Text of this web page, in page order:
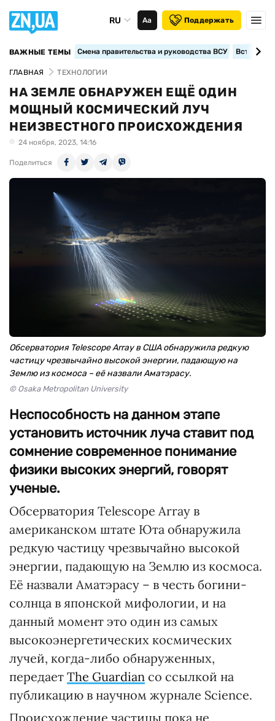
RU Аа Поддержать
ВАЖНЫЕ ТЕМЫ Смена правительства и руководства ВСУ
ГЛАВНАЯ ТЕХНОЛОГИИ
НА ЗЕМЛЕ ОБНАРУЖЕН ЕЩЁ ОДИН
МОЩНЫЙ КОСМИЧЕСКИЙ ЛУЧ
НЕИЗВЕСТНОГО ПРОИСХОЖДЕНИЯ
24 ноября, 2023, 14:16
Поделиться
Обсерватория Telescope Array в США обнаружила редкую
частицу чрезвычайно высокой энергии, падающую на
Землю из космоса – её назвали Аматэрасу.
© Osaka Metropolitan University
Неспособность на данном этапе
установить источник луча ставит под
сомнение современное понимание
физики высоких энергий, говорят
ученые.
Обсерватория Telescope Array в
американском штате Юта обнаружила
редкую частицу чрезвычайно высокой
энергии, падающую на Землю из космоса.
Её назвали Аматэрасу – в честь богини-
солнца в японской мифологии, и на
данный момент это один из самых
высокоэнергетических космических
лучей, когда-либо обнаруженных,
передает The Guardian со ссылкой на
публикацию в научном журнале Science.
Происхождение частицы пока не